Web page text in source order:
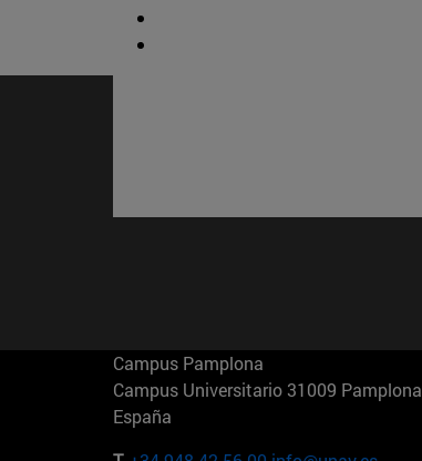
Campus Pamplona
Campus Universitario 31009 Pamplona
España